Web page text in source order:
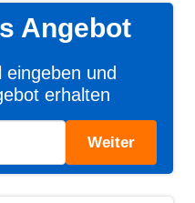
Angebot
und
erhalten